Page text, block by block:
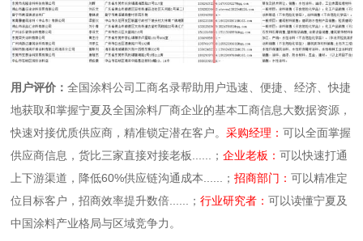
用户评价：全国涂料公司工商名录帮助用户迅速、便捷、经济、快捷
地获取和掌握宁夏及全国涂料厂商企业的基本工商信息大数据资源，
快速对接优质供应商，精准锁定潜在客户。采购经理：可以全面掌握
供应商信息，货比三家直接对接老板......；企业老板：可以快速打通
上下游渠道，降低60%供应链沟通成本......；招商部门：可以精准定
位目标客户，招商效率提升数倍......；行业研究者：可以读懂宁夏及
中国涂料产业格局与区域竞争力。